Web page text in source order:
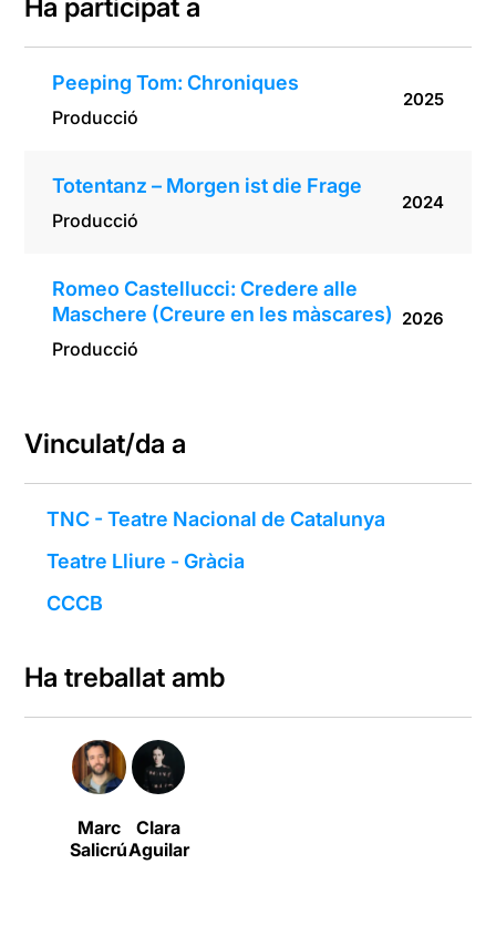
Ha participat a
Peeping Tom: Chroniques
Producció
2025
Totentanz – Morgen ist die Frage
Producció
2024
Romeo Castellucci: Credere alle
Maschere (Creure en les màscares)
Producció
2026
Vinculat/da a
TNC - Teatre Nacional de Catalunya
Teatre Lliure - Gràcia
CCCB
Ha treballat amb
Marc
Salicrú
Clara
Aguilar